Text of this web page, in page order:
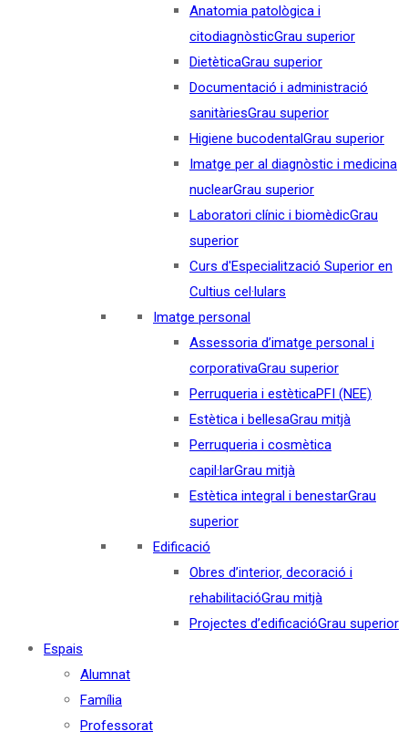
Anatomia patològica i
citodiagnòsticGrau superior
DietèticaGrau superior
Documentació i administració
sanitàriesGrau superior
Higiene bucodentalGrau superior
Imatge per al diagnòstic i medicina
nuclearGrau superior
Laboratori clínic i biomèdicGrau
superior
Curs d'Especialització Superior en
Cultius cel·lulars
Imatge personal
Assessoria d’imatge personal i
corporativaGrau superior
Perruqueria i estèticaPFI (NEE)
Estètica i bellesaGrau mitjà
Perruqueria i cosmètica
capil·larGrau mitjà
Estètica integral i benestarGrau
superior
Edificació
Obres d’interior, decoració i
rehabilitacióGrau mitjà
Projectes d’edificacióGrau superior
Espais
Alumnat
Família
Professorat